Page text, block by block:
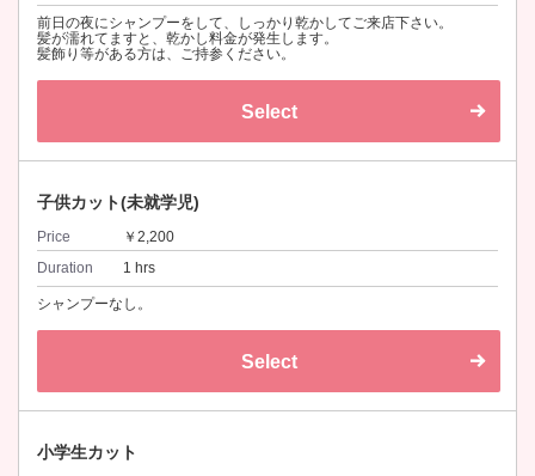
前日の夜にシャンプーをして、しっかり乾かしてご来店下さい。
髪が濡れてますと、乾かし料金が発生します。
髪飾り等がある方は、ご持参ください。
Select
子供カット(未就学児)
Price
￥2,200
Duration
1 hrs
シャンプーなし。
Select
小学生カット